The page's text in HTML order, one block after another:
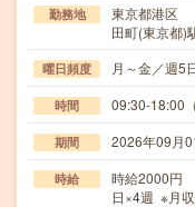
勤務地
東京都港区
田町(東京都)
曜日頻度 月～金／週5
時間 09:30-18:00
期間 2026年09月
時給
時給2000円
日×4週 ※月